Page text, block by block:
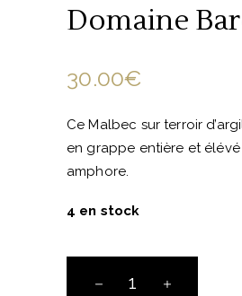
Domaine
30.00€
Ce Malbec sur terroir
en grappe entière et élévé
amphore.
4 en stock